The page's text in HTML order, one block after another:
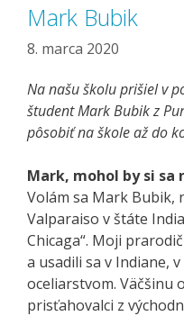
Mark Bubik
8. marca 2020
Na našu školu prišiel v
študent Mark Bubik z
pôsobiť na škole až do
Mark, mohol by si sa
Volám sa Mark Bubik,
Valparaiso v štáte
Chicaga“. Moji
a usadili sa v Indiane,
oceliarstvom. Väčšinu
prisťahovalci z